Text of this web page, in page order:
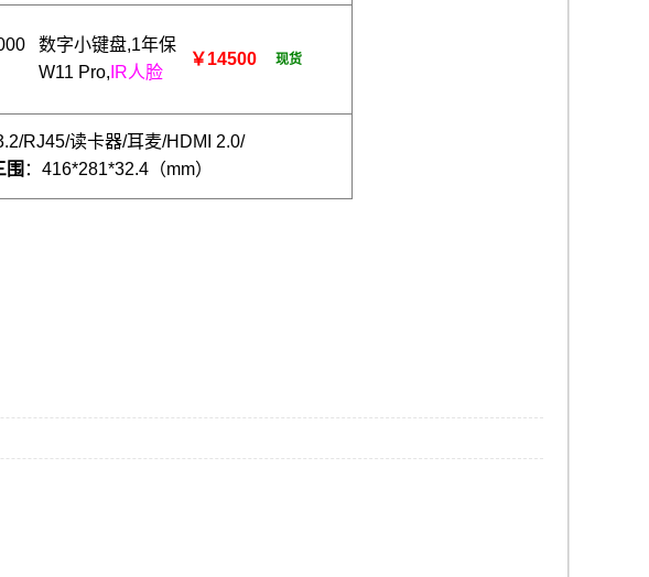
数字小键盘,1年保
W11 Pro, IR人脸
￥14500 现货
RJ45/读卡器/耳麦/HDMI 2.0/
：416*281*32.4（mm）